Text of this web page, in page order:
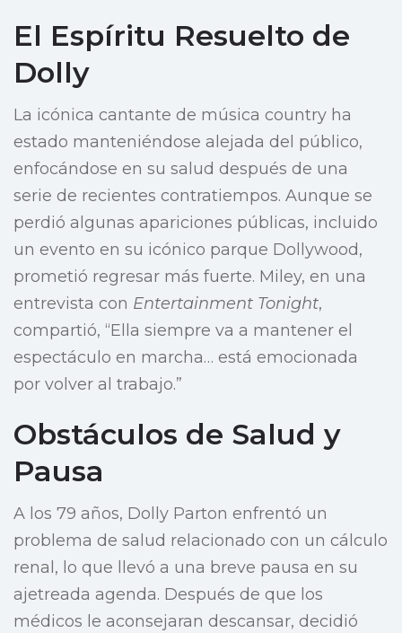
El Espíritu Resuelto de
Dolly
La icónica cantante de música country ha
estado manteniéndose alejada del público,
enfocándose en su salud después de una
serie de recientes contratiempos. Aunque se
perdió algunas apariciones públicas, incluido
un evento en su icónico parque Dollywood,
prometió regresar más fuerte. Miley, en una
entrevista con Entertainment Tonight,
compartió, “Ella siempre va a mantener el
espectáculo en marcha… está emocionada
por volver al trabajo.”
Obstáculos de Salud y
Pausa
A los 79 años, Dolly Parton enfrentó un
problema de salud relacionado con un cálculo
renal, lo que llevó a una breve pausa en su
ajetreada agenda. Después de que los
médicos le aconsejaran descansar, decidió